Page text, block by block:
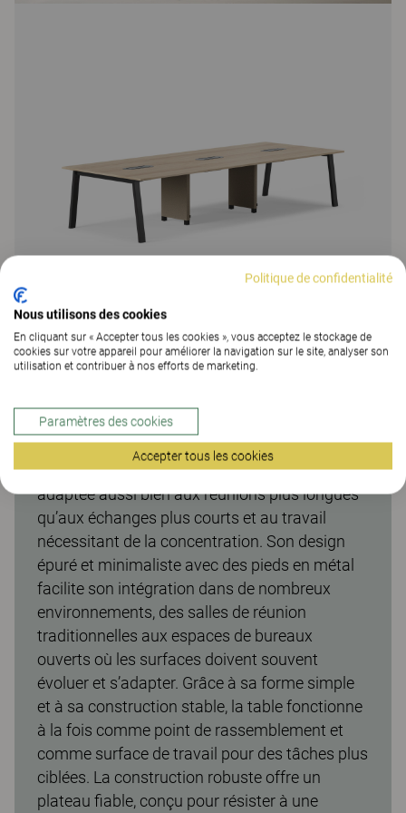
Table de réunion Make, hauteur fixe 74
La table de réunion Make, hauteur 740 mm,
offre une hauteur de travail confortable,
adaptée aussi bien aux réunions plus longues
qu’aux échanges plus courts et au travail
nécessitant de la concentration. Son design
épuré et minimaliste avec des pieds en métal
facilite son intégration dans de nombreux
environnements, des salles de réunion
traditionnelles aux espaces de bureaux
ouverts où les surfaces doivent souvent
évoluer et s’adapter. Grâce à sa forme simple
et à sa construction stable, la table fonctionne
à la fois comme point de rassemblement et
comme surface de travail pour des tâches plus
ciblées. La construction robuste offre un
plateau fiable, conçu pour résister à une
Politique de confidentialité
Nous utilisons des cookies
En cliquant sur « Accepter tous les cookies », vous acceptez le stockage de
cookies sur votre appareil pour améliorer la navigation sur le site, analyser son
utilisation et contribuer à nos efforts de marketing.
Paramètres des cookies
Accepter tous les cookies